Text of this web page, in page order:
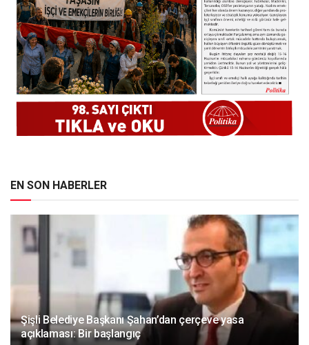
EN SON HABERLER
Şişli Belediye Başkanı Şahan’dan çerçeve yasa
açıklaması: Bir başlangıç